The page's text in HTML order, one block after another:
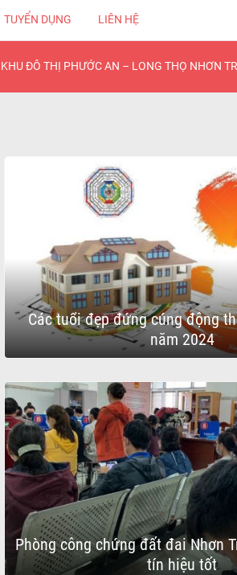
TUYỂN DỤNG LIÊN HỆ
ĐÔ THỊ PHƯỚC AN – LONG THỌ NHƠN
Các tuổi đẹp đứng cúng động
năm 2024
Phòng công chứng đất đai Nhơn
tín hiệu tốt